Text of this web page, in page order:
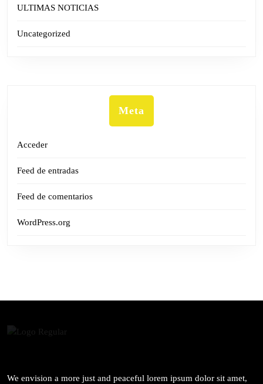
ULTIMAS NOTICIAS
Uncategorized
Meta
Acceder
Feed de entradas
Feed de comentarios
WordPress.org
We envision a more just and peaceful lorem ipsum dolor sit amet,